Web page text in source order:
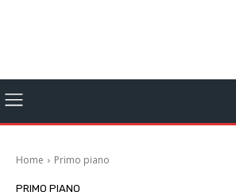
Home Primo piano
PRIMO PIANO